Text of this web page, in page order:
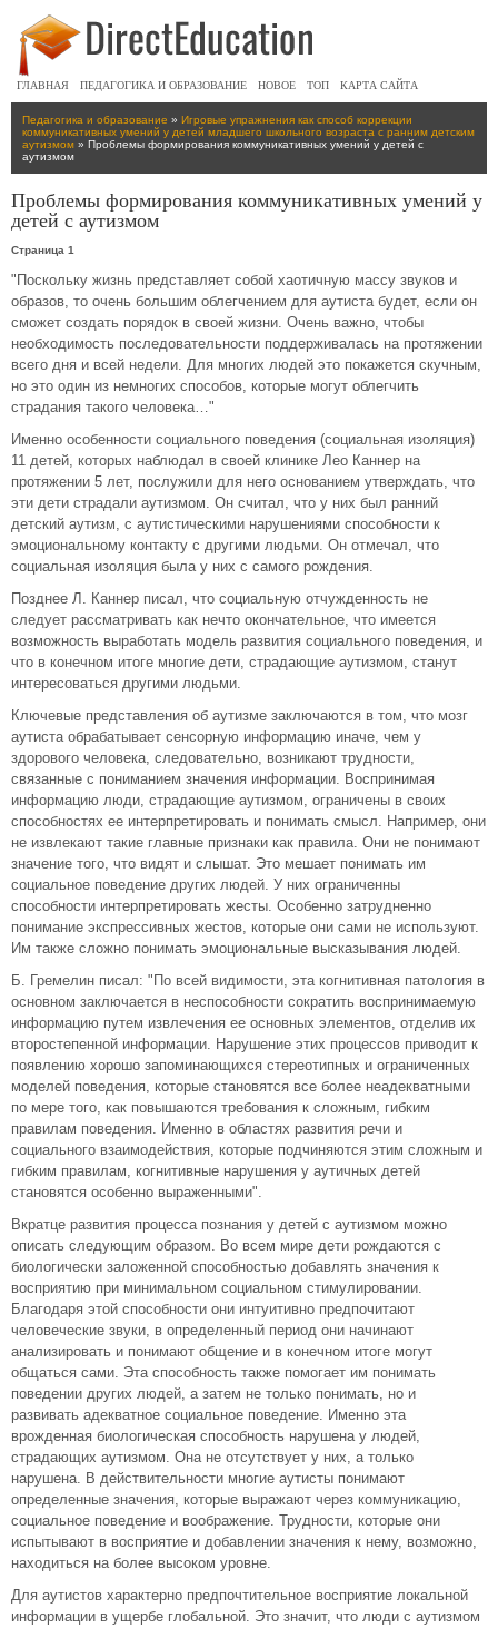
ГЛАВНАЯ ПЕДАГОГИКА И ОБРАЗОВАНИЕ НОВОЕ ТОП КАРТА САЙТА
Педагогика и образование » Игровые упражнения как способ коррекции
коммуникативных умений у детей младшего школьного возраста с ранним детским
аутизмом » Проблемы формирования коммуникативных умений у детей с
аутизмом
Проблемы формирования коммуникативных умений у
детей с аутизмом
Страница 1
"Поскольку жизнь представляет собой хаотичную массу звуков и
образов, то очень большим облегчением для аутиста будет, если он
сможет создать порядок в своей жизни. Очень важно, чтобы
необходимость последовательности поддерживалась на протяжении
всего дня и всей недели. Для многих людей это покажется скучным,
но это один из немногих способов, которые могут облегчить
страдания такого человека…"
Именно особенности социального поведения (социальная изоляция)
11 детей, которых наблюдал в своей клинике Лео Каннер на
протяжении 5 лет, послужили для него основанием утверждать, что
эти дети страдали аутизмом. Он считал, что у них был ранний
детский аутизм, с аутистическими нарушениями способности к
эмоциональному контакту с другими людьми. Он отмечал, что
социальная изоляция была у них с самого рождения.
Позднее Л. Каннер писал, что социальную отчужденность не
следует рассматривать как нечто окончательное, что имеется
возможность выработать модель развития социального поведения, и
что в конечном итоге многие дети, страдающие аутизмом, станут
интересоваться другими людьми.
Ключевые представления об аутизме заключаются в том, что мозг
аутиста обрабатывает сенсорную информацию иначе, чем у
здорового человека, следовательно, возникают трудности,
связанные с пониманием значения информации. Воспринимая
информацию люди, страдающие аутизмом, ограничены в своих
способностях ее интерпретировать и понимать смысл. Например, они
не извлекают такие главные признаки как правила. Они не понимают
значение того, что видят и слышат. Это мешает понимать им
социальное поведение других людей. У них ограниченны
способности интерпретировать жесты. Особенно затрудненно
понимание экспрессивных жестов, которые они сами не используют.
Им также сложно понимать эмоциональные высказывания людей.
Б. Гремелин писал: "По всей видимости, эта когнитивная патология в
основном заключается в неспособности сократить воспринимаемую
информацию путем извлечения ее основных элементов, отделив их
второстепенной информации. Нарушение этих процессов приводит к
появлению хорошо запоминающихся стереотипных и ограниченных
моделей поведения, которые становятся все более неадекватными
по мере того, как повышаются требования к сложным, гибким
правилам поведения. Именно в областях развития речи и
социального взаимодействия, которые подчиняются этим сложным и
гибким правилам, когнитивные нарушения у аутичных детей
становятся особенно выраженными".
Вкратце развития процесса познания у детей с аутизмом можно
описать следующим образом. Во всем мире дети рождаются с
биологически заложенной способностью добавлять значения к
восприятию при минимальном социальном стимулировании.
Благодаря этой способности они интуитивно предпочитают
человеческие звуки, в определенный период они начинают
анализировать и понимают общение и в конечном итоге могут
общаться сами. Эта способность также помогает им понимать
поведении других людей, а затем не только понимать, но и
развивать адекватное социальное поведение. Именно эта
врожденная биологическая способность нарушена у людей,
страдающих аутизмом. Она не отсутствует у них, а только
нарушена. В действительности многие аутисты понимают
определенные значения, которые выражают через коммуникацию,
социальное поведение и воображение. Трудности, которые они
испытывают в восприятие и добавлении значения к нему, возможно,
находиться на более высоком уровне.
Для аутистов характерно предпочтительное восприятие локальной
информации в ущербе глобальной. Это значит, что люди с аутизмом